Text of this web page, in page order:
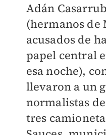
Adán
(hermanos de
acusados de
papel central
esa noche),
llevaron a un
normalistas
tres